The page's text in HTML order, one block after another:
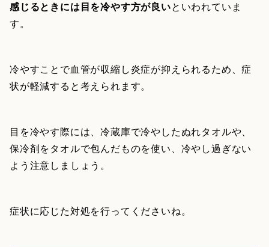
感じるときには目を冷やす方が良いといわれていま
す。
冷やすことで血管が収縮し炎症が抑えられるため、症
状が軽減すると考えられます。
目を冷やす際には、冷蔵庫で冷やしたぬれタオルや、
保冷剤をタオルで包んだものを使い、冷やし過ぎない
よう注意しましょう。
症状に応じた対処を行ってくださいね。